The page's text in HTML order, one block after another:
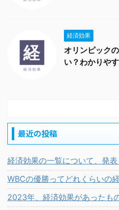
経済効果
オリンピック
い？わかりやす
最近の投稿
経済効果の一覧について、発表
WBCの優勝ってどれくらいの
2023年、経済効果があったも